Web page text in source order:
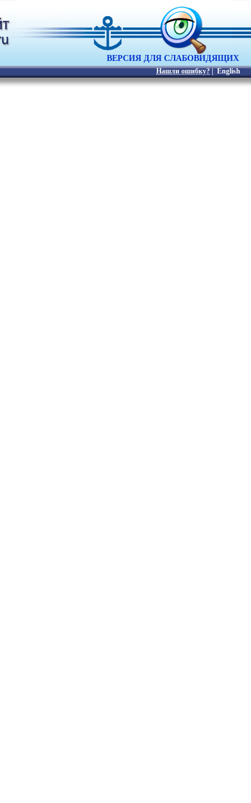
Нашли ошибку? English
ВЕРСИЯ ДЛЯ СЛАБОВИДЯЩИХ